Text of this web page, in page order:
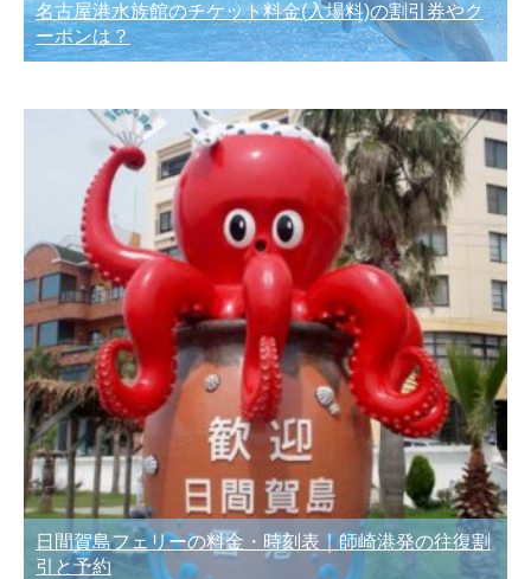
名古屋港水族館のチケット料金(入場料)の割引券やク
ーポンは？
日間賀島フェリーの料金・時刻表｜師崎港発の往復割
引と予約